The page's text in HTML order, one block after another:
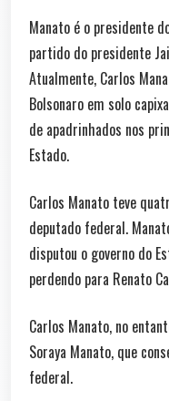
Manato é o presidente
partido do presidente
Atualmente, Carlos
Bolsonaro em solo
de apadrinhados nos
Estado.
Carlos Manato teve
deputado federal.
disputou o governo do
perdendo para Renato
Carlos Manato, no
Soraya Manato, que
federal.